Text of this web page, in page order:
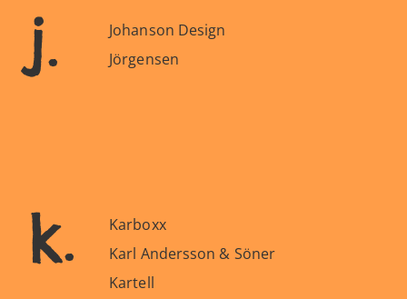
j.
Johanson Design
Jörgensen
k.
Karboxx
Karl Andersson & Söner
Kartell